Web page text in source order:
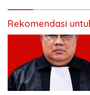
Rekomendasi